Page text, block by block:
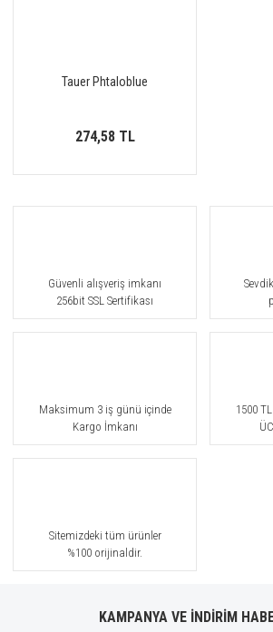
Tauer Phtaloblue
274,58 TL
Güvenli alışveriş imkanı
256bit SSL Sertifikası
Maksimum 3 iş günü içinde
Kargo İmkanı
1500
Sitemizdeki tüm ürünler
%100 orijinaldir.
KAMPANYA VE İNDİRİM